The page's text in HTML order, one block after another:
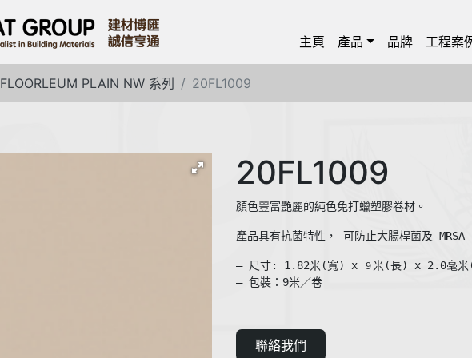
主頁 產品 品牌 工程案
FLOORLEUM PLAIN NW 系列 20FL1009
20FL1009
產品具有抗菌特性， 可防止大腸桿菌及
— 尺寸: 1.82米(寬) x ９米(長) x 2.0毫
— 包裝：9米／卷
聯絡我們